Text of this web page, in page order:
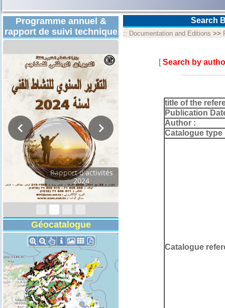
Programme annuel &
rapport de suivi technique
Rapport d'activités
2024
Géocatalogue
Search
:: Documentation and Editions >>
[Search by
title of the
Publication
Author :
Catalogue type
Catalogue